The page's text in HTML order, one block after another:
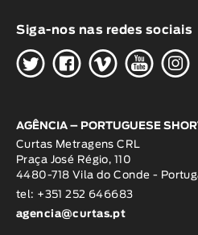
Siga-nos nas redes sociais
HGWOK
AGÊNCIA – PORTUGUESE
Curtas Metragens CRL
Praça José Régio, 110
4480-718 Vila do Conde -
tel: +351 252 646683
agencia@curtas.pt